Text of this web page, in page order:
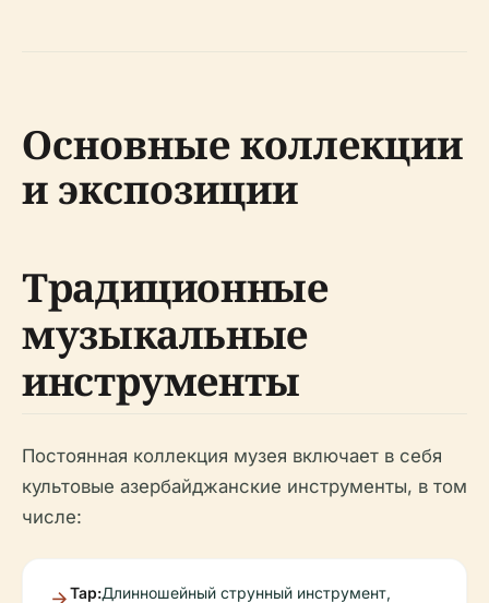
Основные коллекции
и экспозиции
Традиционные
музыкальные
инструменты
Постоянная коллекция музея включает в себя
культовые азербайджанские инструменты, в том
числе:
Тар:Длинношейный струнный инструмент,